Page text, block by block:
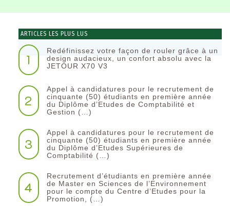
ARTICLES LES PLUS LUS
1
Redéfinissez votre façon de rouler grâce à un
design audacieux, un confort absolu avec la
JETOUR X70 V3
2
Appel à candidatures pour le recrutement de
cinquante (50) étudiants en première année
du Diplôme d’Etudes de Comptabilité et
Gestion (…)
3
Appel à candidatures pour le recrutement de
cinquante (50) étudiants en première année
du Diplôme d’Etudes Supérieures de
Comptabilité (…)
4
Recrutement d’étudiants en première année
de Master en Sciences de l’Environnement
pour le compte du Centre d’Etudes pour la
Promotion, (…)